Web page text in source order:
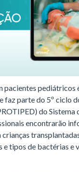
pacientes pediátricos
faz parte do 5º ciclo
do Sistema
encontrarão
tipos de bactérias e